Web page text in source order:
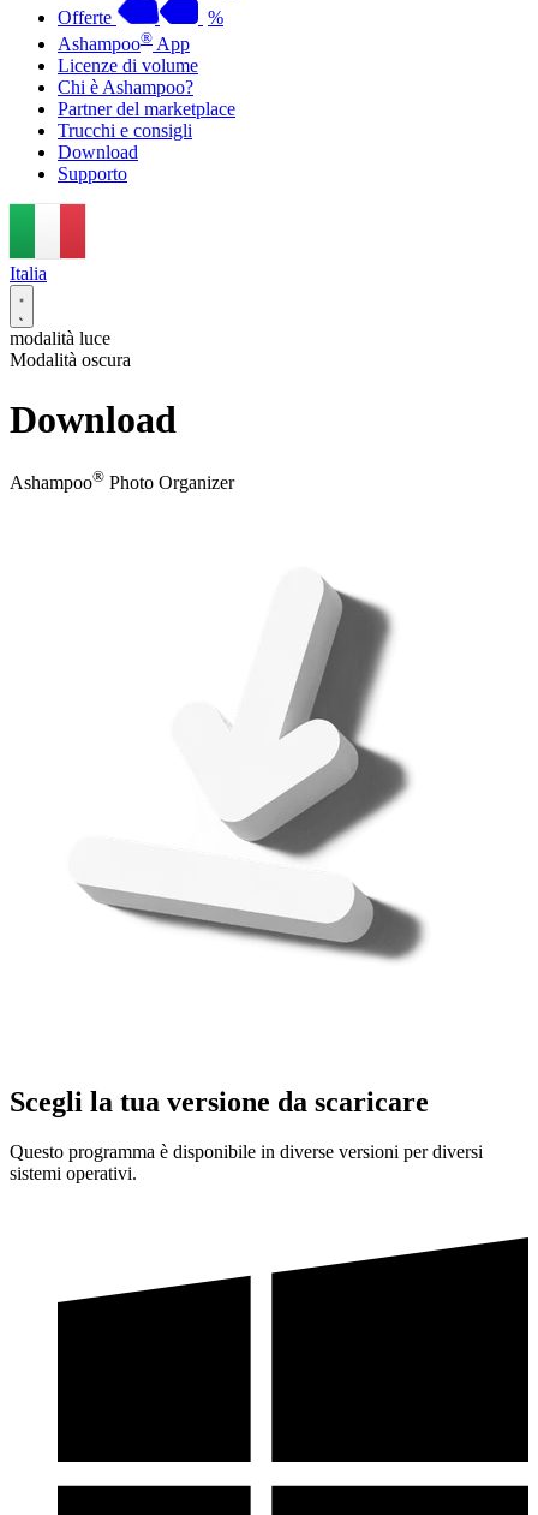
Offerte
%
Ashampoo® App
Licenze di volume
Chi è Ashampoo?
Partner del marketplace
Trucchi e consigli
Download
Supporto
Italia
modalità luce
Modalità oscura
Download
Ashampoo® Photo Organizer
Scegli la tua versione da scaricare
Questo programma è disponibile in diverse versioni per diversi
sistemi operativi.